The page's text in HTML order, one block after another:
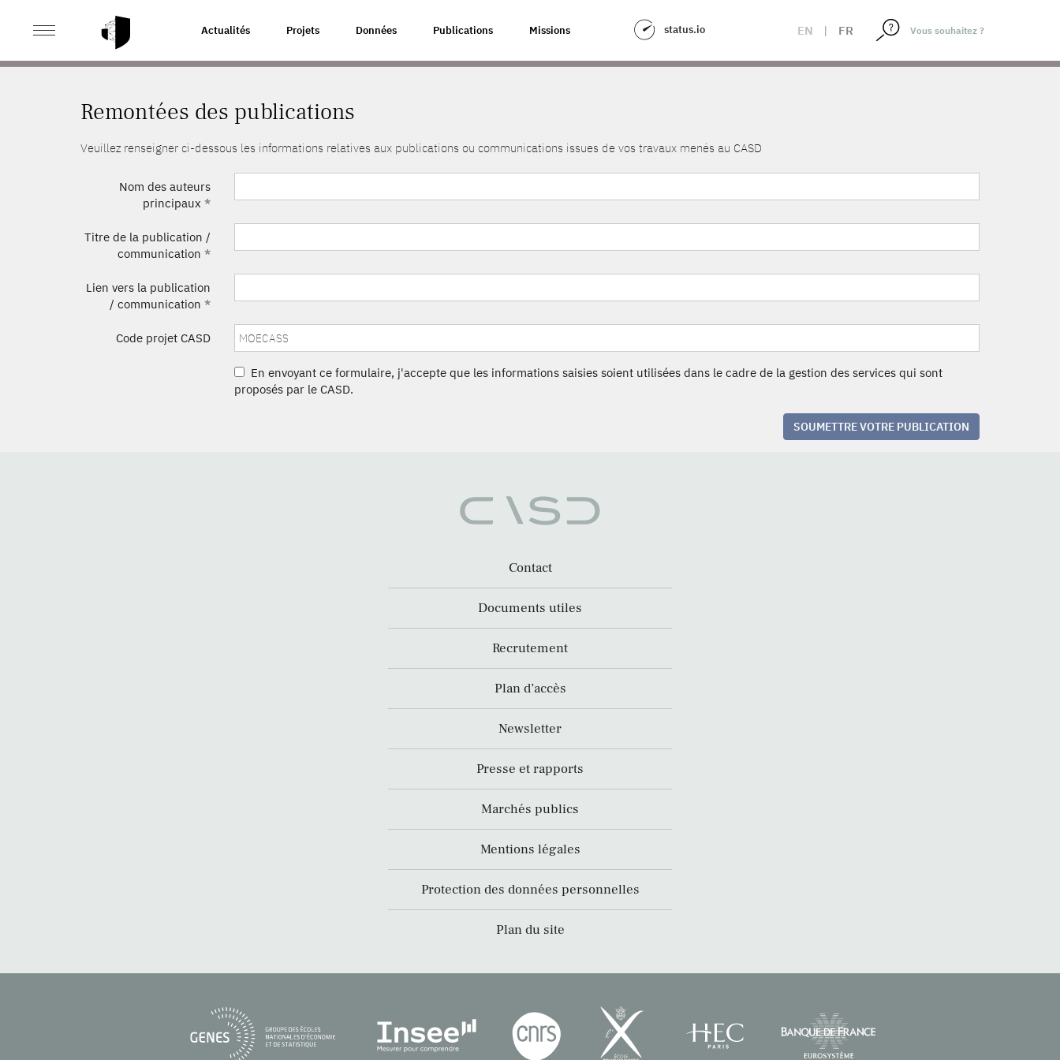
Actualités Projets Données Publications Missions status.io EN | FR
ACCUEIL REMONTÉES DES PUBLICATIONS
Remontées des publications
Veuillez renseigner ci-dessous les informations relatives aux publications ou communications issues de vos travaux menés au CASD
Nom des auteurs
principaux *
Titre de la publication /
communication *
Lien vers la publication
/ communication *
Code projet CASD
En envoyant ce formulaire, j'accepte que les informations saisies soient utilisées dans le cadre de la gestion des services qui sont
proposés par le CASD.
SOUMETTRE VOTRE PUBLICATION
Contact
Documents utiles
Recrutement
Plan d’accès
Newsletter
Presse et rapports
Marchés publics
Mentions légales
Protection des données personnelles
Plan du site